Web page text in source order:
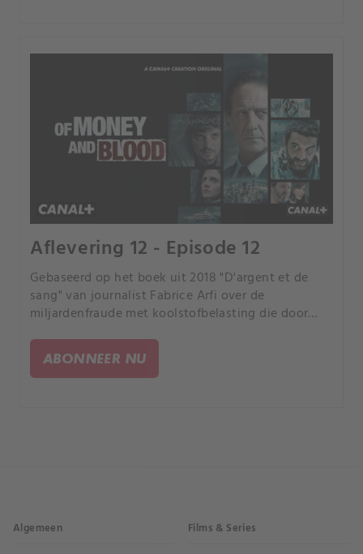
Aflevering 12 - Episode 12
Gebaseerd op het boek uit 2018 "D'argent et de
sang" van journalist Fabrice Arfi over de
miljardenfraude met koolstofbelasting die door
genoemd.
ABONNEER NU
Algemeen Films & Series